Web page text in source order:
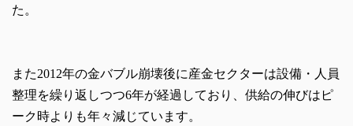
た。
また2012年の金バブル崩壊後に産金セクターは設備・人員
整理を繰り返しつつ6年が経過しており、供給の伸びはピ
ーク時よりも年々減じています。